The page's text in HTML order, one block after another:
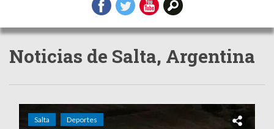
Noticias de Salta, Argentina
Salta Deportes